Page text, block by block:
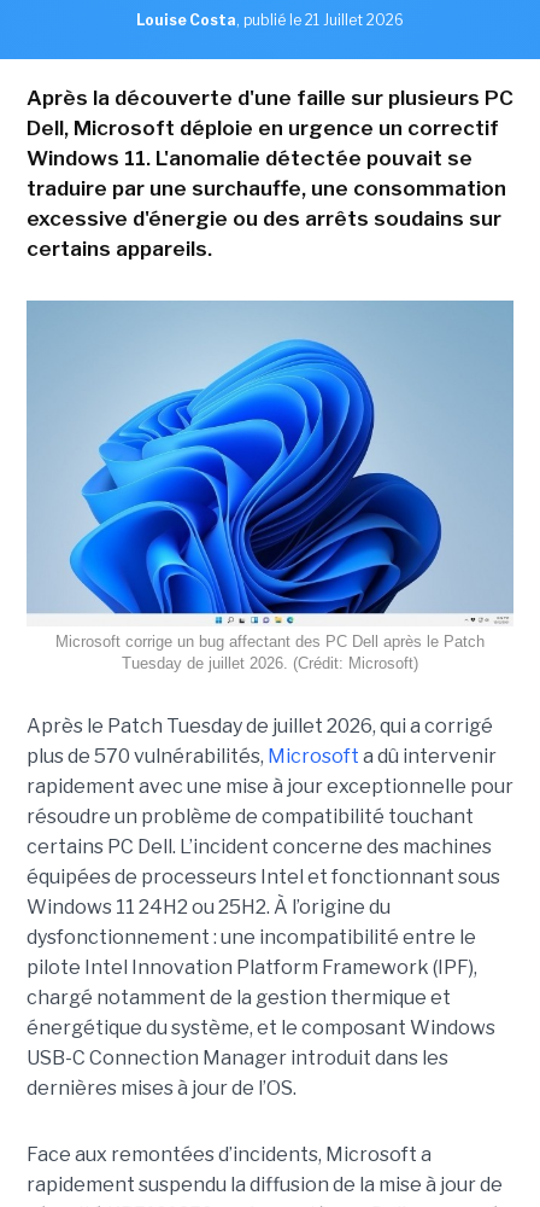
Louise Costa, publié le 21 Juillet 2026
Après la découverte d'une faille sur plusieurs PC
Dell, Microsoft déploie en urgence un correctif
Windows 11. L'anomalie détectée pouvait se
traduire par une surchauffe, une consommation
excessive d'énergie ou des arrêts soudains sur
certains appareils.
Microsoft corrige un bug affectant des PC Dell après le Patch
Tuesday de juillet 2026. (Crédit: Microsoft)
Après le Patch Tuesday de juillet 2026, qui a corrigé
plus de 570 vulnérabilités, Microsoft a dû intervenir
rapidement avec une mise à jour exceptionnelle pour
résoudre un problème de compatibilité touchant
certains PC Dell. L’incident concerne des machines
équipées de processeurs Intel et fonctionnant sous
Windows 11 24H2 ou 25H2. À l’origine du
dysfonctionnement : une incompatibilité entre le
pilote Intel Innovation Platform Framework (IPF),
chargé notamment de la gestion thermique et
énergétique du système, et le composant Windows
USB-C Connection Manager introduit dans les
dernières mises à jour de l’OS.
Face aux remontées d’incidents, Microsoft a
rapidement suspendu la diffusion de la mise à jour de